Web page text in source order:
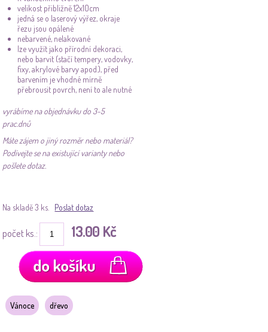
velikost přibližně 12x10cm
jedná se o laserový výřez, okraje
řezu jsou opálené
nebarvené, nelakované
lze využít jako přírodní dekoraci,
nebo barvit (stačí tempery, vodovky,
fixy, akrylové barvy apod.), před
barvením je vhodné mírně
přebrousit povrch, není to ale nutné
vyrábíme na objednávku do 3-5
prac.dnů
Máte zájem o jiný rozměr nebo materiál?
Podívejte se na existující varianty nebo
pošlete dotaz.
Na skladě 3 ks. Poslat dotaz
počet ks.: 13.00 Kč
Vánoce dřevo